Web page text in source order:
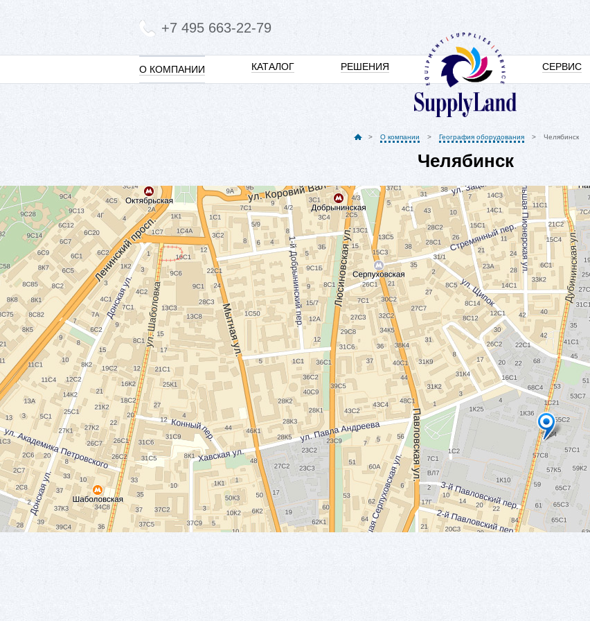
+7 495 663-22-79
О КОМПАНИИ КАТАЛОГ РЕШЕНИЯ СЕРВИС
О компании География оборудования Челябинск
Челябинск